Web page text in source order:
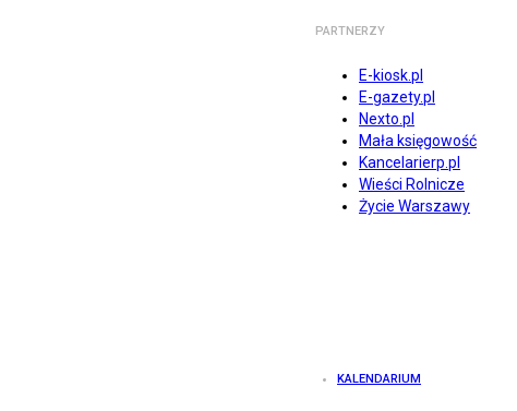
PARTNERZY
E-kiosk.pl
E-gazety.pl
Nexto.pl
Mała księgowość
Kancelarierp.pl
Wieści Rolnicze
Życie Warszawy
KALENDARIUM